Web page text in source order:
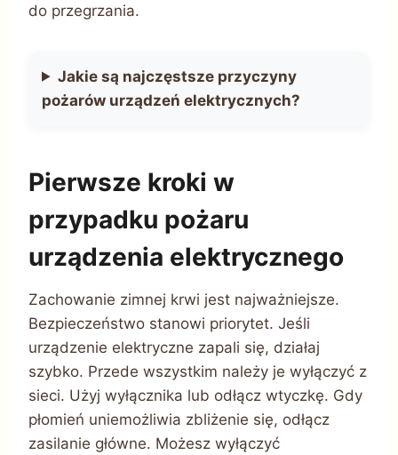
do przegrzania.
Jakie są najczęstsze przyczyny
pożarów urządzeń elektrycznych?
Pierwsze kroki w
przypadku pożaru
urządzenia elektrycznego
Zachowanie zimnej krwi jest najważniejsze.
Bezpieczeństwo stanowi priorytet. Jeśli
urządzenie elektryczne zapali się, działaj
szybko. Przede wszystkim należy je wyłączyć z
sieci. Użyj wyłącznika lub odłącz wtyczkę. Gdy
płomień uniemożliwia zbliżenie się, odłącz
zasilanie główne. Możesz wyłączyć